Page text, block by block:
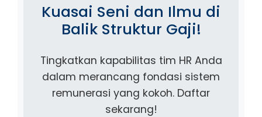
Kuasai Seni dan Ilmu di
Balik Struktur Gaji!
Tingkatkan kapabilitas tim HR Anda
dalam merancang fondasi sistem
remunerasi yang kokoh. Daftar
sekarang!